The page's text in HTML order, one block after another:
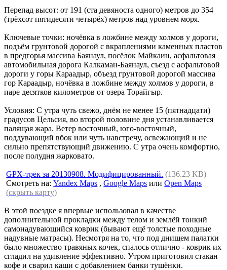
Перепад высот: от 191 (ста девяноста одного) метров до 354
(трёхсот пятидесяти четырёх) метров над уровнем моря.
Ключевые точки: ночёвка в ложбине между холмов у дороги,
подъём грунтовой дорогой с вкраплениями каменных пластов
в предгорья массива Баянаул, посёлок Майкаин, асфальтовая
автомобильная дорога Калкаман-Баянаул, съезд с асфальтовой
дороги у горы Караадыр, объезд грунтовой дорогой массива
гор Караадыр, ночёвка в ложбине между холмов у дороги, в
паре десятков километров от озера Торайгыр.
Условия: С утра чуть свежо, днём не менее 15 (пятнадцати)
градусов Цельсия, во второй половине дня устанавливается
палящая жара. Ветер восточный, юго-восточный,
поддувающий вбок или чуть навстречу, освежающий и не
сильно препятствующий движению. С утра очень комфортно,
после полудня жарковато.
GPX-трек за 20130908. Модифицированный. (136.23 KB)
Смотреть на:Yandex Maps ,Google Maps илиOpen Maps
(скрыть карту)
В этой поездке я впервые использовал в качестве
дополнительной прокладки между телом и землёй тонкий
самонадувающийся коврик (бывают ещё толстые походные
надувные матрасы). Несмотря на то, что под днищем палатки
было множество травяных кочек, спалось отлично - коврик их
сгладил на удивление эффективно. Утром приготовил стакан
кофе и сварил каши с добавлением банки тушёнки.